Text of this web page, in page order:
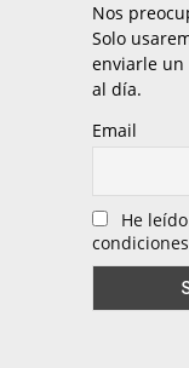
Nos
Solo
enviarle un
al día.
Email
He